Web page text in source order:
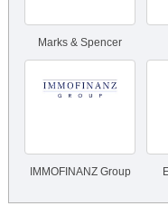
Marks & Spencer
IMMOFINANZ Group